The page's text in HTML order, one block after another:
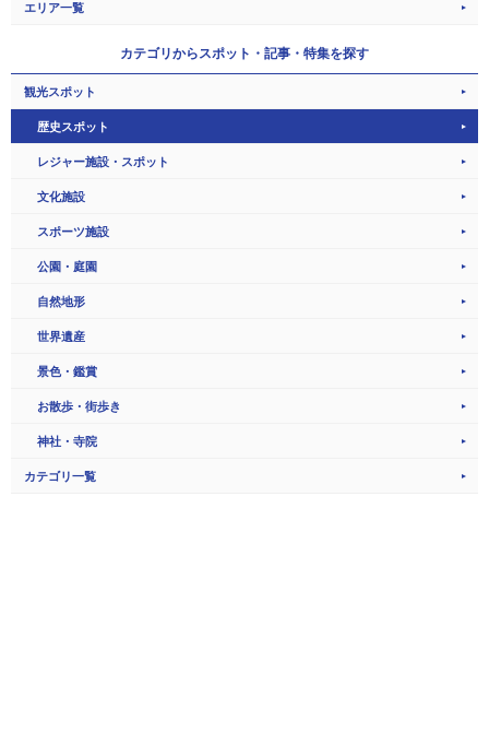
エリア一覧
カテゴリからスポット・記事・特集を探す
観光スポット
歴史スポット
レジャー施設・スポット
文化施設
スポーツ施設
公園・庭園
自然地形
世界遺産
景色・鑑賞
お散歩・街歩き
神社・寺院
カテゴリ一覧